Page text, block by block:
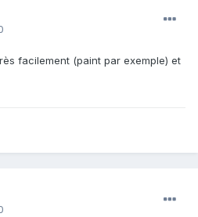
facilement (paint par exemple) et